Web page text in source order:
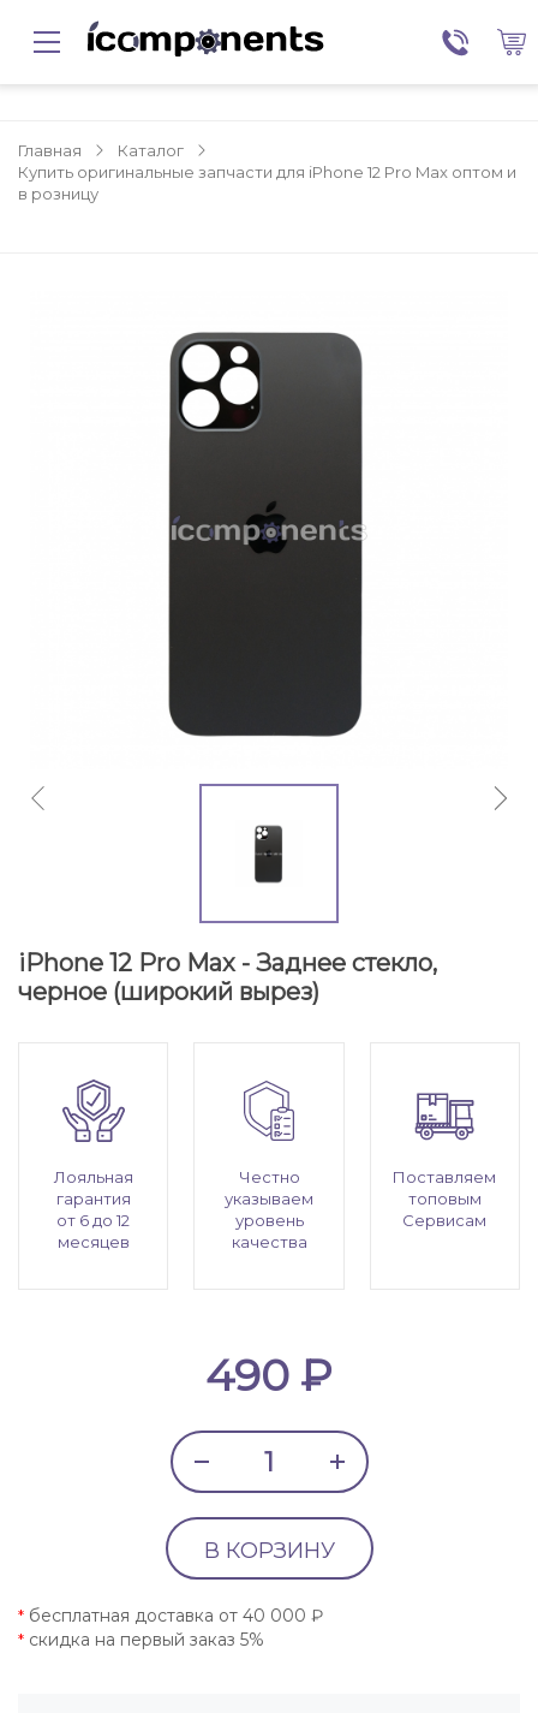
Главная
Каталог
Купить оригинальные запчасти для iPhone 12 Pro Max оптом и
в розницу
iPhone 12 Pro Max - Заднее стекло,
черное (широкий вырез)
Лояльная
гарантия
от 6 до 12
месяцев
Честно
указываем
уровень
качества
Поставляем
топовым
Сервисам
490 ₽
В КОРЗИНУ
* бесплатная доставка от 40 000 ₽
* скидка на первый заказ 5%